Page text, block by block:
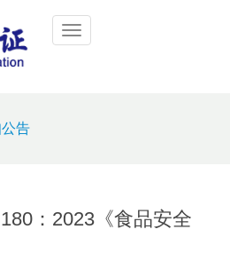
告
：2023《食品安全